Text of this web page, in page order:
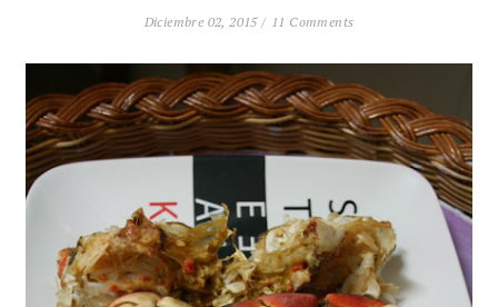
Diciembre 02, 2015 / 11 Comments